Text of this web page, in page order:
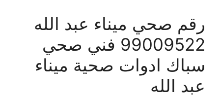
رقم صحي ميناء عبد الله
99009522 فني صحي
سباك ادوات صحية ميناء
عبد الله